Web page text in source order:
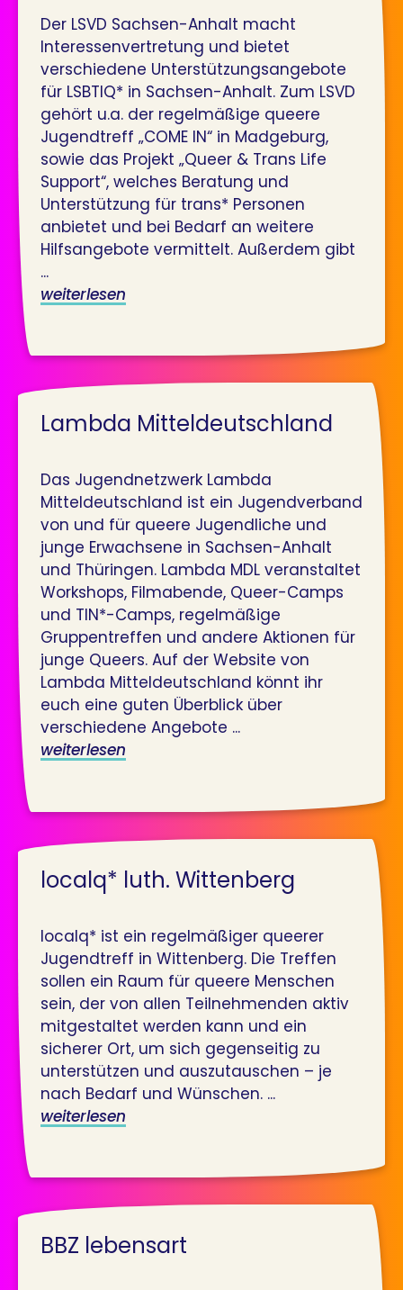
Der LSVD Sachsen-Anhalt macht
Interessenvertretung und bietet
verschiedene Unterstützungsangebote
für LSBTIQ* in Sachsen-Anhalt. Zum LSVD
gehört u.a. der regelmäßige queere
Jugendtreff „COME IN“ in Madgeburg,
sowie das Projekt „Queer & Trans Life
Support“, welches Beratung und
Unterstützung für trans* Personen
anbietet und bei Bedarf an weitere
Hilfsangebote vermittelt. Außerdem gibt
...
weiterlesen
Lambda Mitteldeutschland
Das Jugendnetzwerk Lambda
Mitteldeutschland ist ein Jugendverband
von und für queere Jugendliche und
junge Erwachsene in Sachsen-Anhalt
und Thüringen. Lambda MDL veranstaltet
Workshops, Filmabende, Queer-Camps
und TIN*-Camps, regelmäßige
Gruppentreffen und andere Aktionen für
junge Queers. Auf der Website von
Lambda Mitteldeutschland könnt ihr
euch eine guten Überblick über
verschiedene Angebote ...
weiterlesen
localq* luth. Wittenberg
localq* ist ein regelmäßiger queerer
Jugendtreff in Wittenberg. Die Treffen
sollen ein Raum für queere Menschen
sein, der von allen Teilnehmenden aktiv
mitgestaltet werden kann und ein
sicherer Ort, um sich gegenseitig zu
unterstützen und auszutauschen – je
nach Bedarf und Wünschen. ...
weiterlesen
BBZ lebensart